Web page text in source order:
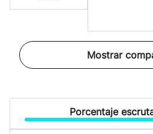
Mostrar
Porcentaje